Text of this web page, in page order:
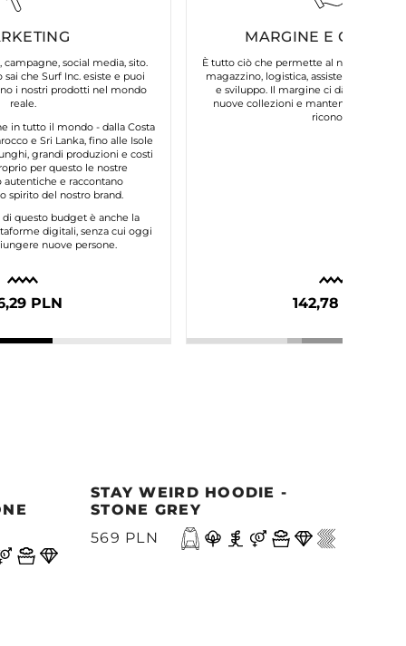
campagne, social media, sito.
che Surf Inc. esiste e puoi
i nostri prodotti nel mondo
reale.
in tutto il mondo - dalla Costa
e Sri Lanka, fino alle Isole
grandi produzioni e costi
per questo le nostre
autentiche e raccontano
spirito del nostro brand.
questo budget è anche la
digitali, senza cui oggi
nuove persone.
PLN
MARGINE E COSTI
È tutto ciò che permette al nostro brand
magazzino, logistica, assistenza clienti,
e sviluppo. Il margine ci dà la
nuove collezioni e mantenere la
riconosci.
142,78 PLN
STAY WEIRD HOODIE -
STONE GREY
569 PLN